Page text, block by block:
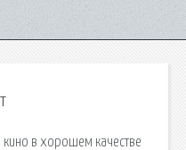
в хорошем качестве